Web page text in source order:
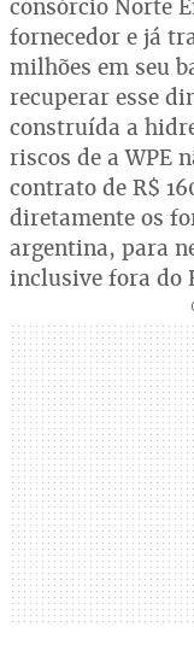
consórcio Norte
fornecedor e já
milhões em seu
recuperar esse
construída a
riscos de a WPE
contrato de R$
diretamente os
argentina, para
inclusive fora do